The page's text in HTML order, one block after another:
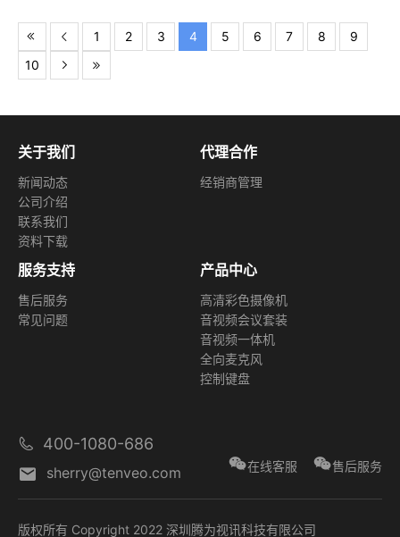
台摄像机的核心价值
1 2 3 4 5 6 7 8
9
10
关于我们
新闻动态
公司介绍
联系我们
资料下载
代理合作
经销商管理
服务支持
售后服务
常见问题
产品中心
高清彩色摄像机
音视频会议套装
音视频一体机
全向麦克风
控制键盘
400-1080-686
sherry@tenveo.com 在线客服 售后服务
版权所有 Copyright 2022 深圳腾为视讯科技有限公司